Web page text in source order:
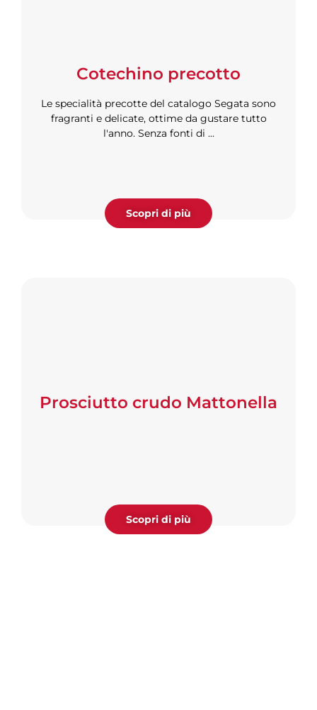
Cotechino precotto
Le specialità precotte del catalogo Segata sono
fragranti e delicate, ottime da gustare tutto
l'anno. Senza fonti di ...
Scopri di più
Prosciutto crudo Mattonella
Scopri di più